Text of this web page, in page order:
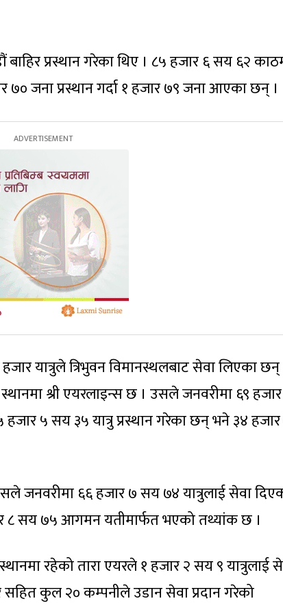
बाहिर प्रस्थान गरेका थिए । ८५ हजार ६ सय ६२
जना प्रस्थान गर्दा १ हजार ७९ जना आएका छन् ।
यात्रुले त्रिभुवन विमानस्थलबाट सेवा लिएका छन्
श्री एयरलाइन्स छ । उसले जनवरीमा ६९
हजार ५ सय ३५ यात्रु प्रस्थान गरेका छन् भने ३४
जनवरीमा ६६ हजार ७ सय ७४ यात्रुलाई सेवा
८ सय ७५ आगमन यतीमार्फत भएको तथ्यांक छ ।
रहेको तारा एयरले १ हजार २ सय ९ यात्रुलाई
कुल २० कम्पनीले उडान सेवा प्रदान गरेको